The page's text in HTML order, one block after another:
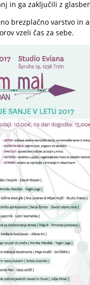
in ga zaključili z
brezplačno varstvo in
vzeli čas za sebe.